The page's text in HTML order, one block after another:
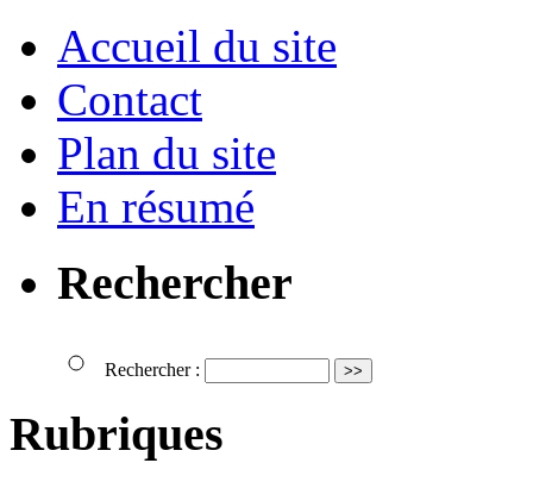
Accueil du site
Contact
Plan du site
En résumé
Rechercher
Rechercher :
Rubriques